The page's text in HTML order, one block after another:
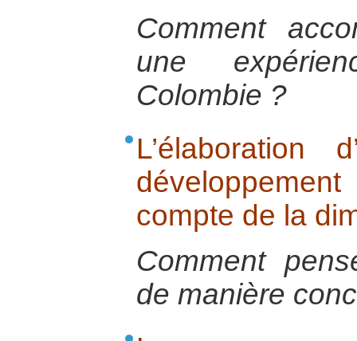
Comment
une
Colombie ?
L’élaboration
compte de la
Comment
de manière